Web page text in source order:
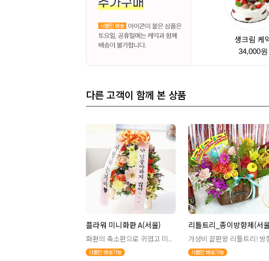
생크림 케
34,000원
다른 고객이 함께 본 상품
플라워 미니화환 A(서울)
화환의 축소판으로 귀엽고 미..
리틀트리_종이방향제(서
가성비 끝판왕 리틀트리! 방